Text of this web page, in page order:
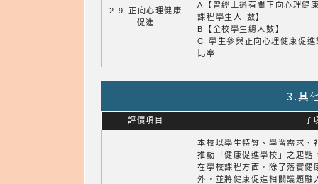
2-9 正向心理健康
促進
A【曾經上過有關正向心理健
課程學生人 數】
B【全校學生總人數】
C 學生參與正向心理健康促進
比率
3.其
評價項目 子
本校以學生特質、學習需求、
推動「健康促進學校」之起點
在學校課程方面，除了落實健
外，並將健康促進相關議題融